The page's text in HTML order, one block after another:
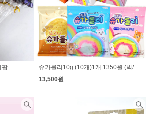
팝
슈가롤리10g (10개)1개 1350원 (빅/톡톡/달고나/크리스마스 선택1)
13,500원